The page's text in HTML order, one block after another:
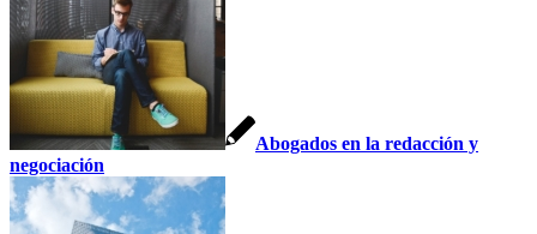
Abogados en la redacción y
negociación